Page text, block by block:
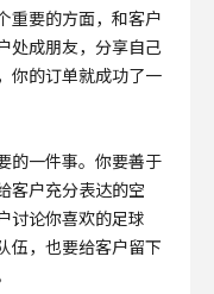
重要的方面，和客户
处成朋友，分享自己
你的订单就成功了一
的一件事。你要善于
客户充分表达的空
讨论你喜欢的足球
伍，也要给客户留下